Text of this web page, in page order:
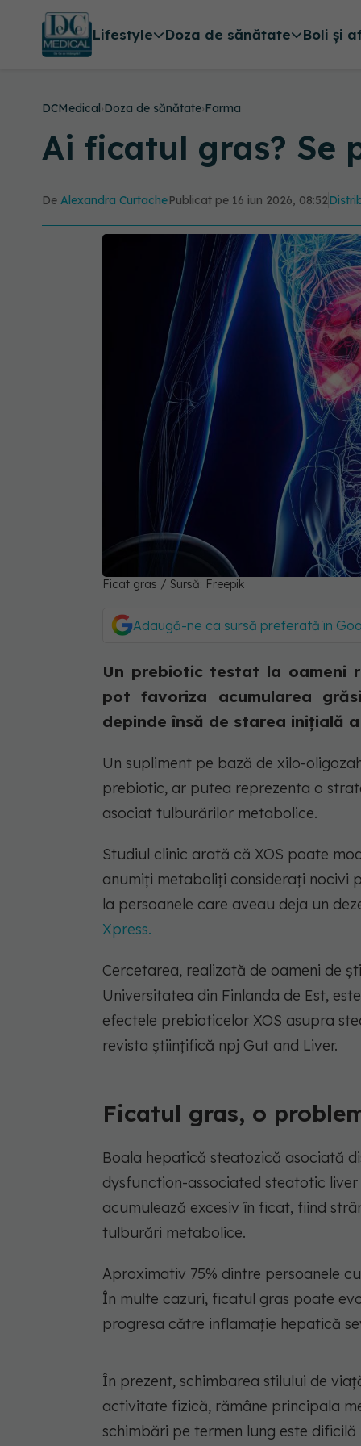
Lifestyle Doza de sănătate Boli și
DCMedical›Doza de sănătate›Farma
Ai ficatul gras? Se
De Alexandra CurtachePublicat pe 16 iun 2026, 08:52
Ficat gras / Sursă: Freepik
Adaugă-ne ca sursă preferată în
Un prebiotic testat la oameni
pot favoriza acumularea
depinde însă de starea inițială
Un supliment pe bază de xilo-
prebiotic, ar putea reprezenta o
asociat tulburărilor metabolice.
Studiul clinic arată că XOS poate
anumiți metaboliți considerați nocivi
la persoanele care aveau deja un
Xpress.
Cercetarea, realizată de oameni de
Universitatea din Finlanda de Est,
efectele prebioticelor XOS asupra
revista științifică npj Gut and Liver.
Ficatul gras, o
Boala hepatică steatozică asociată
dysfunction-associated steatotic
acumulează excesiv în ficat, fiind
tulburări metabolice.
Aproximativ 75% dintre persoanele
În multe cazuri, ficatul gras poate
progresa către inflamație hepatică
În prezent, schimbarea stilului de
activitate fizică, rămâne principala
schimbări pe termen lung este